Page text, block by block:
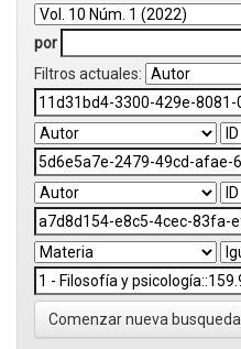
por
Filtros actuales:
Comenzar nueva busqueda